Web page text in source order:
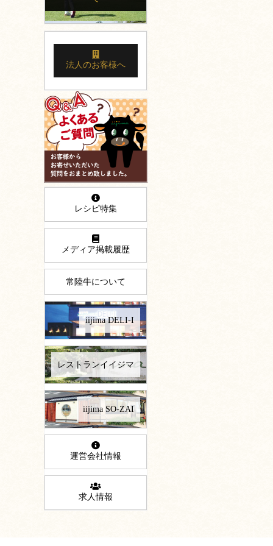
法人のお客様へ
レシピ特集
メディア掲載履歴
常陸牛について
iijima DELI-I
レストランイイジマ
iijima SO-ZAI
運営会社情報
求人情報